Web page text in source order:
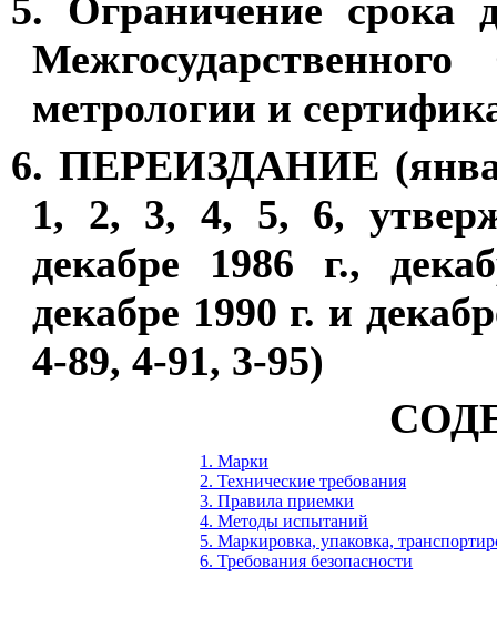
5. Ограничение срока
метрологии и
6. ПЕРЕИЗДАНИЕ
1, 2, 3, 4, 5, 6,
декабре 1986 г.,
декабре 1990 г. и
4-89, 4-91, 3-95)
1. Марки
2. Технические требования
3. Правила приемки
4. Методы испытаний
5. Маркировка, упаковка,
6. Требования безопасности